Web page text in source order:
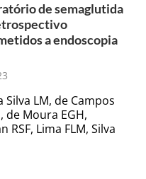
de semaglutida
a endoscopia
LM, de Campos
de Moura EGH,
RSF, Lima FLM, Silva